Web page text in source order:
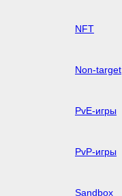
NFT
Non-target
PvE-игры
PvP-игры
Sandbox